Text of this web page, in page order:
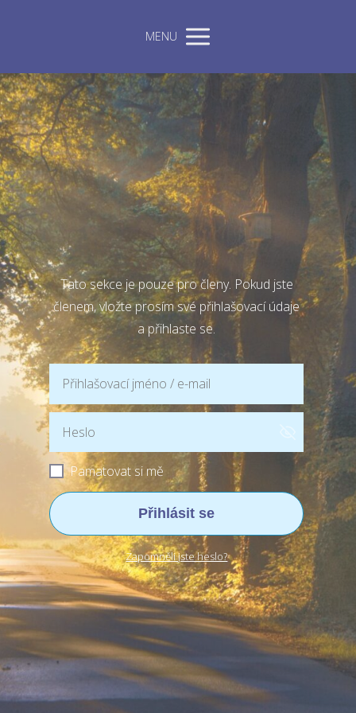
MENU
Tato sekce je pouze pro členy. Pokud jste
členem, vložte prosím své přihlašovací údaje
a přihlaste se.
Pamatovat si mě
Přihlásit se
Zapomněli jste heslo?